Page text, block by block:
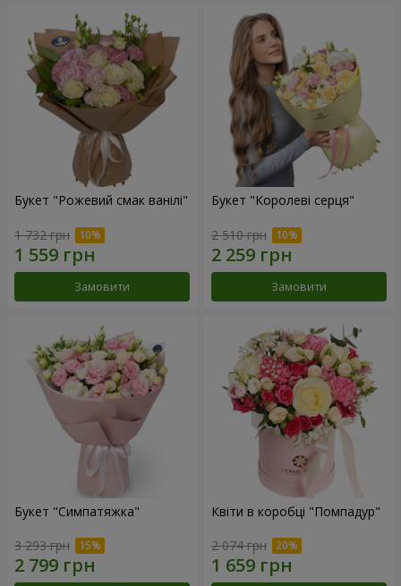
Букет "Рожевий смак ванілі"
1 732 грн
Замовити
Букет "Королеві серця"
2 510 грн
Замовити
Букет "Симпатяжка"
3 293 грн
Квіти в коробці "Помпадур"
2 074 грн